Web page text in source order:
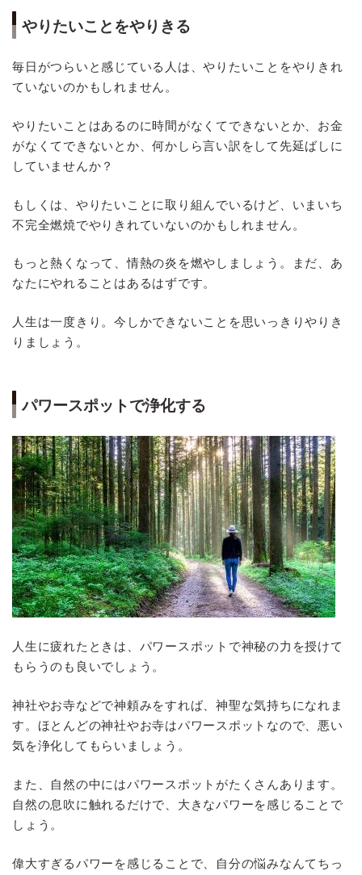
やりたいことをやりきる
毎日がつらいと感じている人は、やりたいことをやりきれ
ていないのかもしれません。
やりたいことはあるのに時間がなくてできないとか、お金
がなくてできないとか、何かしら言い訳をして先延ばしに
していませんか？
もしくは、やりたいことに取り組んでいるけど、いまいち
不完全燃焼でやりきれていないのかもしれません。
もっと熱くなって、情熱の炎を燃やしましょう。まだ、あ
なたにやれることはあるはずです。
人生は一度きり。今しかできないことを思いっきりやりき
りましょう。
パワースポットで浄化する
人生に疲れたときは、パワースポットで神秘の力を授けて
もらうのも良いでしょう。
神社やお寺などで神頼みをすれば、神聖な気持ちになれま
す。ほとんどの神社やお寺はパワースポットなので、悪い
気を浄化してもらいましょう。
また、自然の中にはパワースポットがたくさんあります。
自然の息吹に触れるだけで、大きなパワーを感じることで
しょう。
偉大すぎるパワーを感じることで、自分の悩みなんてちっ